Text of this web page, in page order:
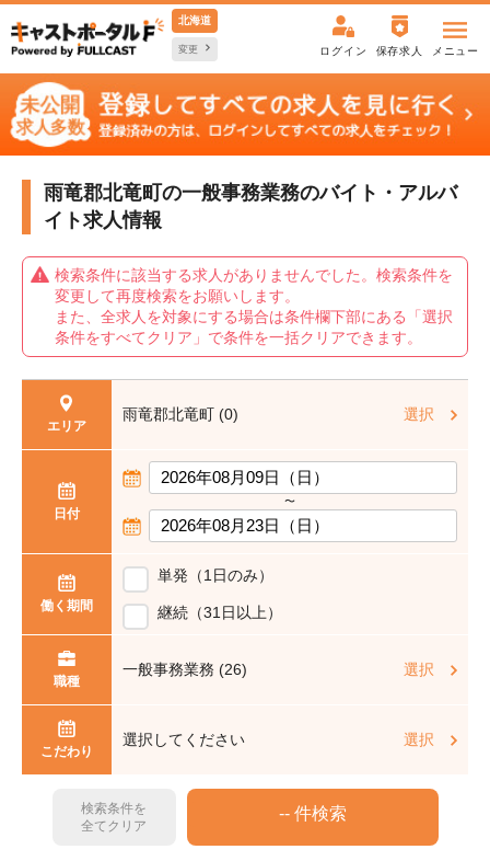
北海道
変更 ログイン 保存求人 メニュー
雨竜郡北竜町の一般事務業務のバイト・アルバ
イト求人情報
検索条件に該当する求人がありませんでした。検索条件を
変更して再度検索をお願いします。
また、全求人を対象にする場合は条件欄下部にある「選択
条件をすべてクリア」で条件を一括クリアできます。
エリア
雨竜郡北竜町 (0) 選択
日付
〜
働く期間
単発（1日のみ）
継続（31日以上）
職種
一般事務業務 (26) 選択
こだわり
選択してください 選択
検索条件を
全てクリア